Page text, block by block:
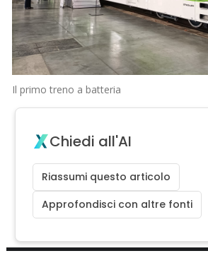
Il primo treno a batteria
Chiedi all'AI
Riassumi questo articolo
Approfondisci con altre fonti